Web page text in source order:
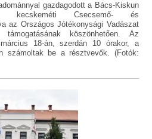
gazdagodott a Bács-Kiskun
kecskeméti Csecsemő- és
az Országos Jótékonysági Vadászat
köszönhetően. Az
18-án, szerdán 10 órakor, a
számoltak be a résztvevők. (Fotók: